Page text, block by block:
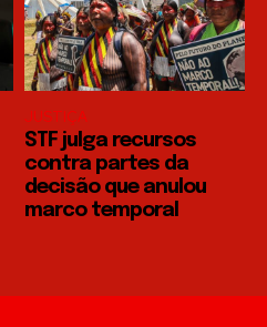
JUSTIÇA
STF julga recursos
contra partes da
decisão que anulou
marco temporal